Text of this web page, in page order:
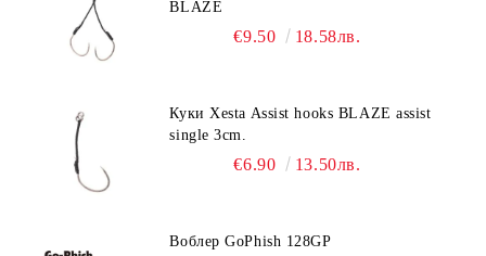
BLAZE
€9.50 18.58лв.
Куки Xesta Assist hooks BLAZE assist
single 3cm.
€6.90 13.50лв.
Воблер GoPhish 128GP